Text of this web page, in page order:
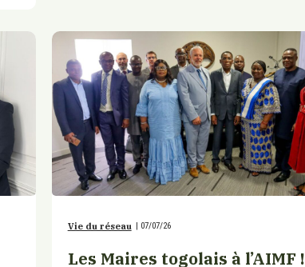
Vie du réseau | 07/07/26
Les Maires togolais à l’AIMF !